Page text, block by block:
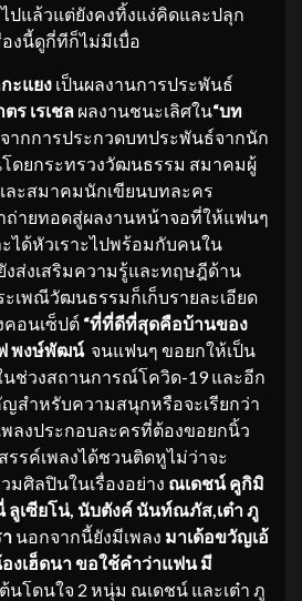
ปแล้วแต่ยังคงทิ้งแง่คิดและปลุก
องนี้ดูกี่ทีก็ไม่มีเบื่อ
ะแยง เป็นผลงานการประพันธ์
เรเชล ผลงานชนะเลิศใน“บท
จากการประกวดบทประพันธ์จากนัก
ดยกระทรวงวัฒนธรรม สมาคมผู้
ละสมาคมนักเขียนบทละคร
ถ่ายทอดสู่ผลงานหน้าจอที่ให้แฟนๆ
ได้หัวเราะไปพร้อมกับคนใน
ส่งเสริมความรู้และทฤษฎีด้าน
เพณีวัฒนธรรมก็เก็บรายละเอียด
คอนเซ็ปต์ “ที่ที่ดีที่สุดคือบ้านของ
พงษ์พัฒน์จนแฟนๆ ขอยกให้เป็น
ช่วงสถานการณ์โควิด-19 และอีก
สำหรับความสนุกหรือจะเรียกว่า
พลงประกอบละครที่ต้องขอยกนิ้ว
รรค์เพลงได้ชวนติดหูไม่ว่าจะ
มศิลปินในเรื่องอย่าง ณเดชน์ คูกิมิ
ลูเซียโน่, นับตังค์ นันท์ณภัส,เต๋า ภู
นอกจากนี้ยังมีเพลง มาเด้อขวัญเอ้
งเฮ็ดนา ขอใช้คำว่าแฟน มี
นโดนใจ 2 หนุ่ม ณเดชน์ และเต๋า ภู